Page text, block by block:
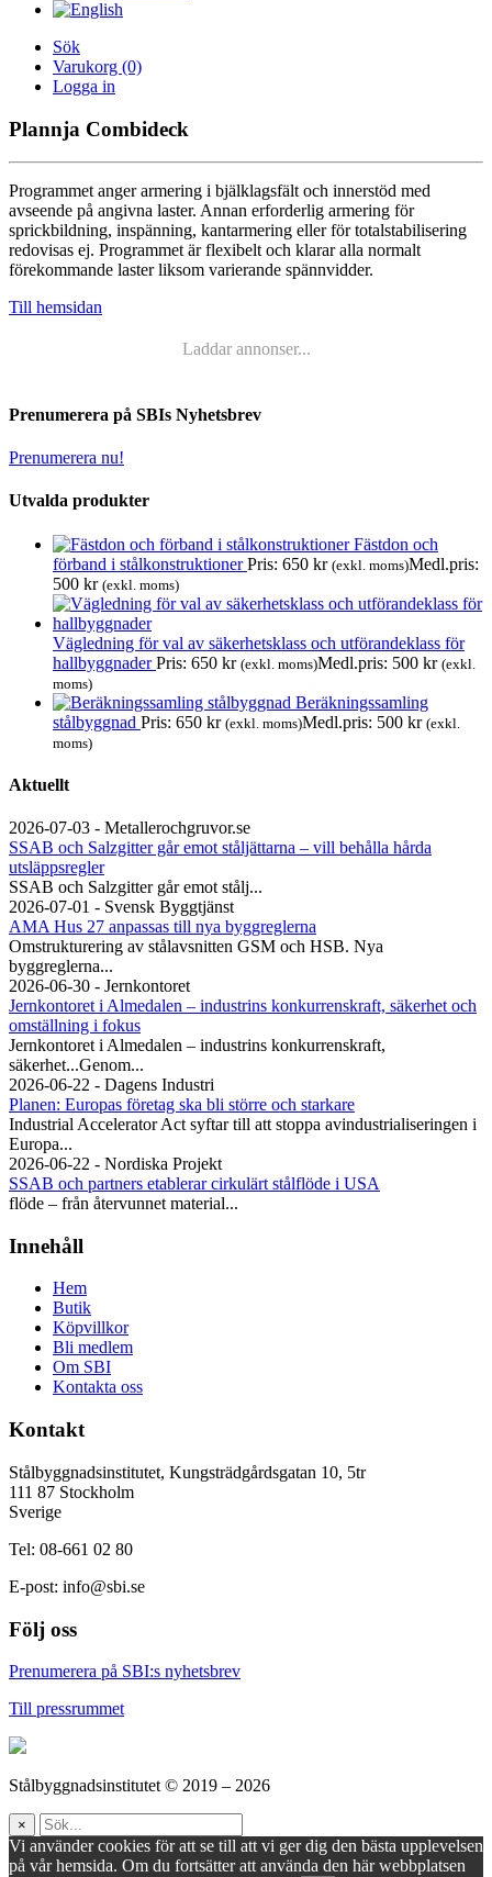
Sök
Varukorg (0)
Logga in
Plannja Combideck
Programmet anger armering i bjälklagsfält och innerstöd med
avseende på angivna laster. Annan erforderlig armering för
sprickbildning, inspänning, kantarmering eller för totalstabilisering
redovisas ej. Programmet är flexibelt och klarar alla normalt
förekommande laster liksom varierande spännvidder.
Till hemsidan
Laddar annonser...
Prenumerera på SBIs Nyhetsbrev
Prenumerera nu!
Utvalda produkter
Fästdon och
förband i stålkonstruktioner Pris: 650 kr (exkl. moms)Medl.pris:
500 kr (exkl. moms)
Vägledning för val av säkerhetsklass och utförandeklass för
hallbyggnader Pris: 650 kr (exkl. moms)Medl.pris: 500 kr (exkl.
moms)
Beräkningssamling
stålbyggnad Pris: 650 kr (exkl. moms)Medl.pris: 500 kr (exkl.
moms)
Aktuellt
2026-07-03 - Metallerochgruvor.se
SSAB och Salzgitter går emot ståljättarna – vill behålla hårda
utsläppsregler
SSAB och Salzgitter går emot stålj...
2026-07-01 - Svensk Byggtjänst
AMA Hus 27 anpassas till nya byggreglerna
Omstrukturering av stålavsnitten GSM och HSB. Nya
byggreglerna...
2026-06-30 - Jernkontoret
Jernkontoret i Almedalen – industrins konkurrenskraft, säkerhet och
omställning i fokus
Jernkontoret i Almedalen – industrins konkurrenskraft,
säkerhet...Genom...
2026-06-22 - Dagens Industri
Planen: Europas företag ska bli större och starkare
Industrial Accelerator Act syftar till att stoppa avindustrialiseringen i
Europa...
2026-06-22 - Nordiska Projekt
SSAB och partners etablerar cirkulärt stålflöde i USA
flöde – från återvunnet material...
Innehåll
Hem
Butik
Köpvillkor
Bli medlem
Om SBI
Kontakta oss
Kontakt
Stålbyggnadsinstitutet, Kungsträdgårdsgatan 10, 5tr
111 87 Stockholm
Sverige
Tel: 08-661 02 80
E-post: info@sbi.se
Följ oss
Prenumerera på SBI:s nyhetsbrev
Till pressrummet
Stålbyggnadsinstitutet © 2019 – 2026
×
Vi använder cookies för att se till att vi ger dig den bästa upplevelsen
på vår hemsida. Om du fortsätter att använda den här webbplatsen